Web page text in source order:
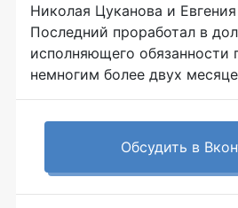
Николая Цуканова и
Последний проработал в
исполняющего обязанности
немногим более двух
Обсудить в